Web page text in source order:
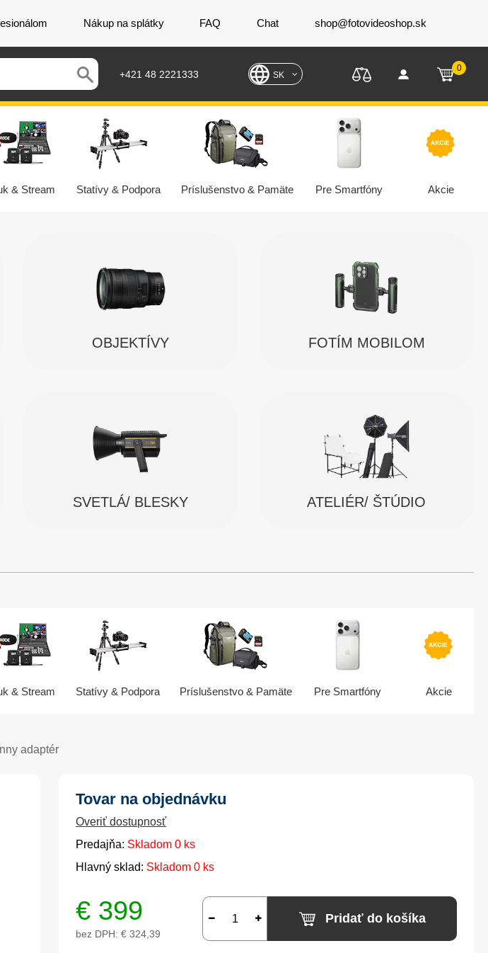
Nákup na splátky FAQ Chat shop@fotovideoshop.sk
+421 48 2221333 SK
0
& Stream Statívy & Podpora Príslušenstvo & Pamäte Pre Smartfóny Akcie
OBJEKTÍVY FOTÍM MOBILOM
SVETLÁ/ BLESKY ATELIÉR/ ŠTÚDIO
& Stream Statívy & Podpora Príslušenstvo & Pamäte Pre Smartfóny Akcie
adaptér
Tovar na objednávku
Overiť dostupnosť
Predajňa: Skladom 0 ks
Hlavný sklad: Skladom 0 ks
€ 399
bez DPH: € 324,39
Pridať do košíka